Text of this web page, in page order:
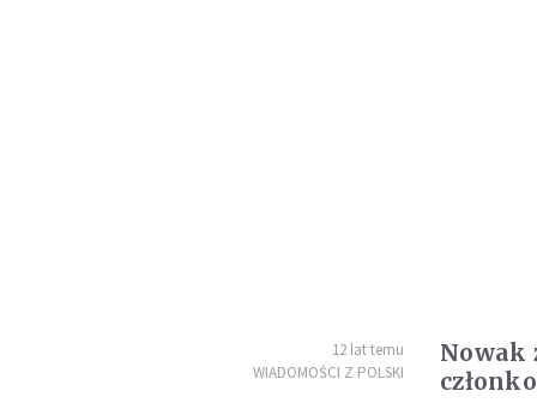
12 lat temu
WIADOMOŚCI Z POLSKI
Nowak